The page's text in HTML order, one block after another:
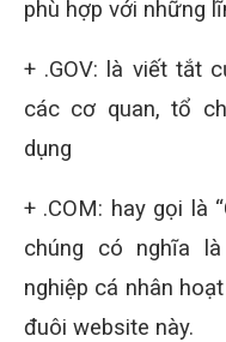
phù hợp với những
+ .GOV: là viết tắt
các cơ quan, tổ
dụng
+ .COM: hay gọi là
chúng có nghĩa
nghiệp cá nhân
đuôi website này.